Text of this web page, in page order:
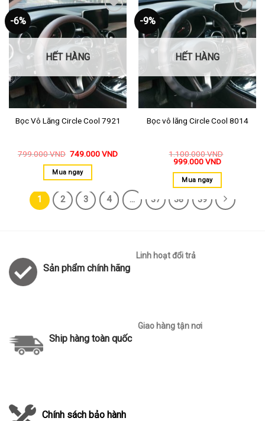
-6%
Thêm
vào
yêu
thích
HẾT HÀNG
Bọc Vô Lăng Circle Cool 7921
799.000VND 749.000VND
Mua ngay
-9%
Thêm
vào
yêu
thích
HẾT HÀNG
Bọc vô lăng Circle Cool 8014
1.100.000VND
999.000VND
Mua ngay
1 2 3 4 … 37 38 39
Sản phẩm chính hãng
Linh hoạt đổi trả
Ship hàng toàn quốc
Giao hàng tận nơi
Chính sách bảo hành